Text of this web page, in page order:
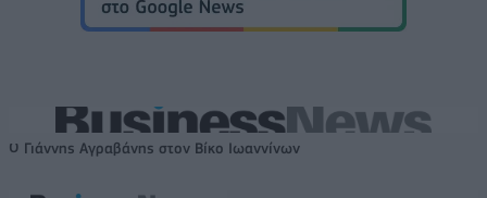
Ο Γιάννης Αγραβάνης στον Βίκο Ιωαννίνων